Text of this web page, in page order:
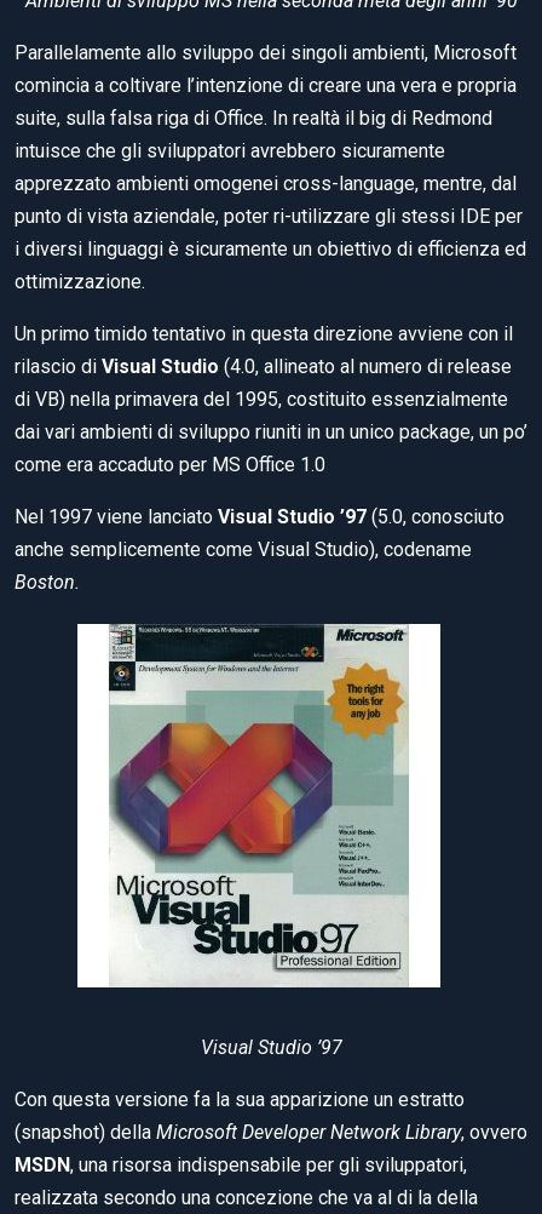
Parallelamente allo sviluppo dei singoli ambienti, Microsoft
comincia a coltivare l’intenzione di creare una vera e propria
suite, sulla falsa riga di Office. In realtà il big di Redmond
intuisce che gli sviluppatori avrebbero sicuramente
apprezzato ambienti omogenei cross-language, mentre, dal
punto di vista aziendale, poter ri-utilizzare gli stessi IDE per
i diversi linguaggi è sicuramente un obiettivo di efficienza ed
ottimizzazione.
Un primo timido tentativo in questa direzione avviene con il
rilascio di Visual Studio (4.0, allineato al numero di release
di VB) nella primavera del 1995, costituito essenzialmente
dai vari ambienti di sviluppo riuniti in un unico package, un po’
come era accaduto per MS Office 1.0
Nel 1997 viene lanciato Visual Studio ’97 (5.0, conosciuto
anche semplicemente come Visual Studio), codename
Boston.
Visual Studio ’97
Con questa versione fa la sua apparizione un estratto
(snapshot) della Microsoft Developer Network Library, ovvero
MSDN, una risorsa indispensabile per gli sviluppatori,
realizzata secondo una concezione che va al di la della